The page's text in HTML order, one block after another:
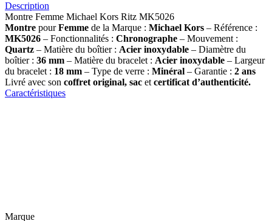
Description
Montre Femme Michael Kors Ritz MK5026
Montre pourFemme de la Marque : Michael Kors – Référence :
MK5026 – Fonctionnalités : Chronographe – Mouvement :
Quartz – Matière du boîtier : Acier inoxydable – Diamètre du
boîtier : 36 mm – Matière du bracelet : Acier inoxydable – Largeur
du bracelet : 18 mm – Type de verre : Minéral – Garantie : 2 ans
Livré avec son coffret original, sac et certificat d’authenticité.
Caractéristiques
Marque